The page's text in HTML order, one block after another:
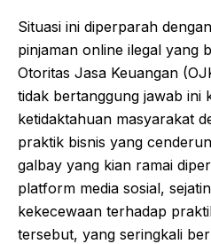
Situasi ini diperparah
pinjaman online ilegal yang
Otoritas Jasa Keuangan
tidak bertanggung jawab ini
ketidaktahuan masyarakat
praktik bisnis yang
galbay yang kian ramai
platform media sosial,
kekecewaan terhadap
tersebut, yang seringkali